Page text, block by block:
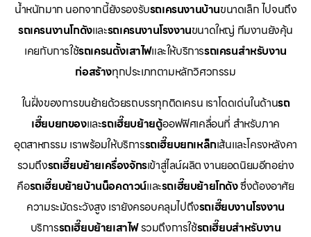
น้ำหนักมาก นอกจากนี้ยังรองรับรถเครนงานบ้านขนาดเล็ก ไปจนถึง
รถเครนงานโกดังและรถเครนงานโรงงานขนาดใหญ่ ทีมงานยังคุ้น
เคยกับการใช้รถเครนตั้งเสาไฟและให้บริการรถเครนสำหรับงาน
ก่อสร้างทุกประเภทตามหลักวิศวกรรม
ในฝั่งของการขนย้ายด้วยรถบรรทุกติดเครน เราโดดเด่นในด้านรถ
เฮี๊ยบยกของและรถเฮี๊ยบย้ายตู้ออฟฟิศเคลื่อนที่ สำหรับภาค
อุตสาหกรรม เราพร้อมให้บริการรถเฮี๊ยบยกเหล็กเส้นและโครงหลังคา
รวมถึงรถเฮี๊ยบย้ายเครื่องจักรเข้าสู่ไลน์ผลิต งานยอดนิยมอีกอย่าง
คือรถเฮี๊ยบย้ายบ้านน็อคดาวน์และรถเฮี๊ยบย้ายโกดังซึ่งต้องอาศัย
ความระมัดระวังสูง เรายังครอบคลุมไปถึงรถเฮี๊ยบงานโรงงาน
บริการรถเฮี๊ยบย้ายเสาไฟรวมถึงการใช้รถเฮี๊ยบสำหรับงาน